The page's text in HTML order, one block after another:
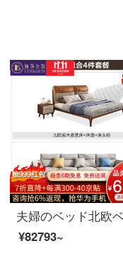
¥82793~